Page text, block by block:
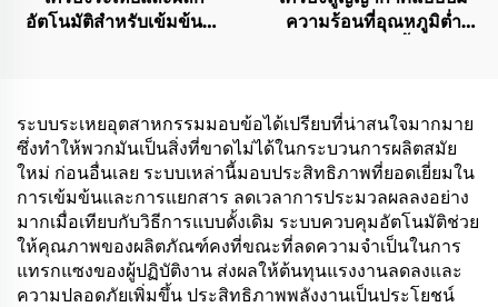
อัตโนมัติสำหรับเข้มข้นน้ำ
ความร้อนที่อุณหภูมิต่ำ
ระบบระเหยอุตสาหกรรมมอบข้อได้เปรียบที่น่าสนใจมากมาย
ซึ่งทำให้พวกมันเป็นสิ่งที่ขาดไม่ได้ในกระบวนการผลิตสมัย
ใหม่ ก่อนอื่นเลย ระบบเหล่านี้มอบประสิทธิภาพที่ยอดเยี่ยมใน
การเข้มข้นและการแยกสาร ลดเวลาการประมวลผลลงอย่าง
มากเมื่อเทียบกับวิธีการแบบดั้งเดิม ระบบควบคุมอัตโนมัติช่วย
ให้คุณภาพของผลิตภัณฑ์คงที่ขณะที่ลดความจำเป็นในการ
แทรกแซงของผู้ปฏิบัติงาน ส่งผลให้ต้นทุนแรงงานลดลงและ
ความปลอดภัยเพิ่มขึ้น ประสิทธิภาพพลังงานเป็นประโยชน์